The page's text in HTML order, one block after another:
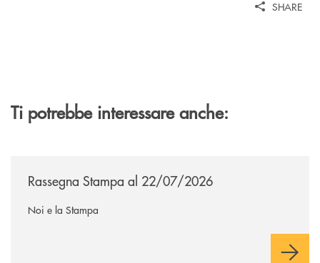
SHARE
Ti potrebbe interessare anche:
Rassegna Stampa al 22/07/2026
Noi e la Stampa